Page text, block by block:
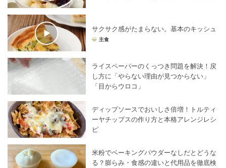
サクサク感がたまらない。基本のキッシュ
主食
ライスペーパーのくっつき問題を解決！戻
し方に「やらない理由が見つからない」
「目からウロコ」
ディップソースでおいしさ倍増！トルティ
ーヤチップスの作り方と本格アレンジレシ
ピ
米粉でベーキングパウダーなしだとどうな
る？膨らみ・食感の違いと代用品を徹底検